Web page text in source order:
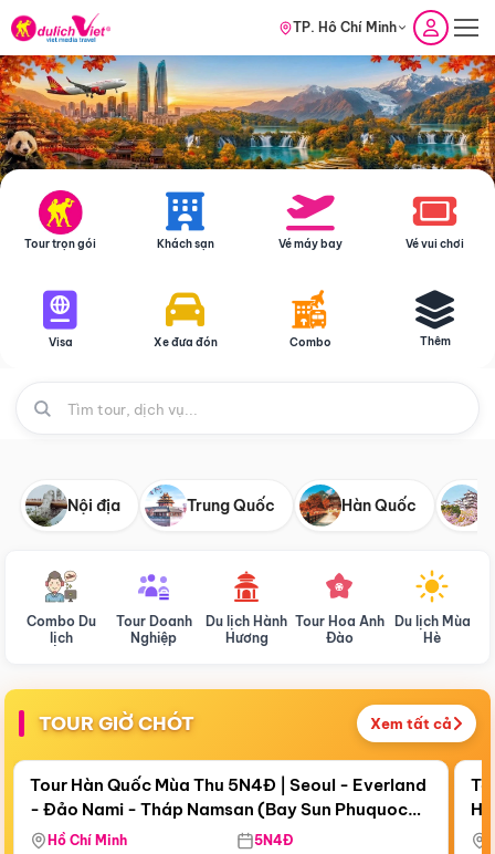
TP. Hồ Chí Minh
Tour trọn gói Khách sạn Vé máy bay Vé vui chơi
Visa Xe đưa đón Combo Thêm
Nội địa Trung Quốc Hàn Quốc
Combo Du
lịch
Tour Doanh
Nghiệp
Du lịch Hành
Hương
Tour Hoa Anh
Đào
Du lịch Mùa
Hè
TOUR GIỜ CHÓT Xem tất cả
Còn19 ngày 05:22:38
Điểm nổi bật
Tour Hàn Quốc Mùa Thu 5N4Đ | Seoul - Everland
- Đảo Nami - Tháp Namsan (Bay Sun Phuquoc
Airways)
Hồ Chí Minh 5N4Đ